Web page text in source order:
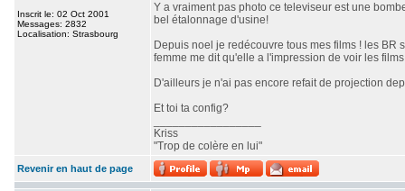
Inscrit le: 02 Oct 2001
Messages: 2832
Localisation: Strasbourg
Y a vraiment pas photo ce televiseur est une
bel étalonnage d'usine!
Depuis noel je redécouvre tous mes films ! les BR
femme me dit qu'elle a l'impression de voir les
D'ailleurs je n'ai pas encore refait de projection
Et toi ta config?
Kriss
"Trop de colère en lui"
Revenir en haut de page